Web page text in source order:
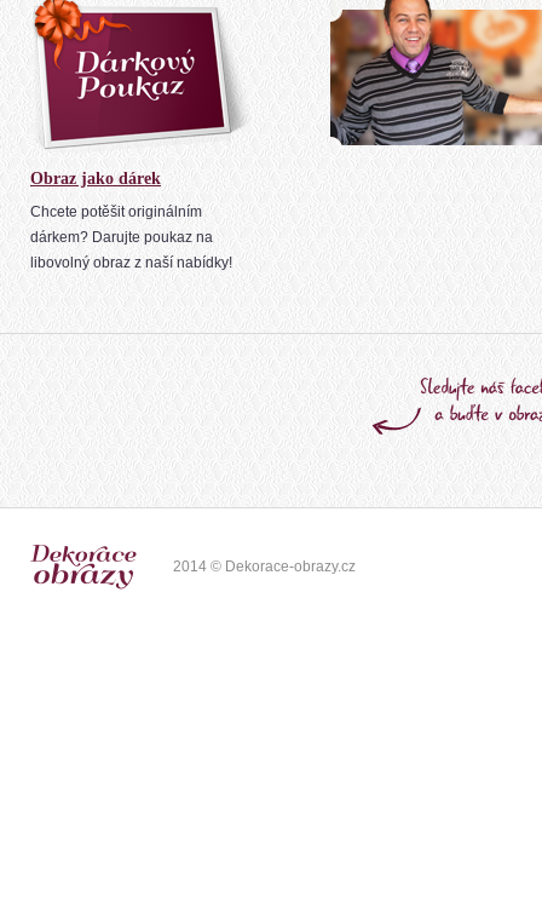
Obraz jako dárek
Chcete potěšit originálním
dárkem? Darujte poukaz na
libovolný obraz z naší nabídky!
2014 © Dekorace-obrazy.cz